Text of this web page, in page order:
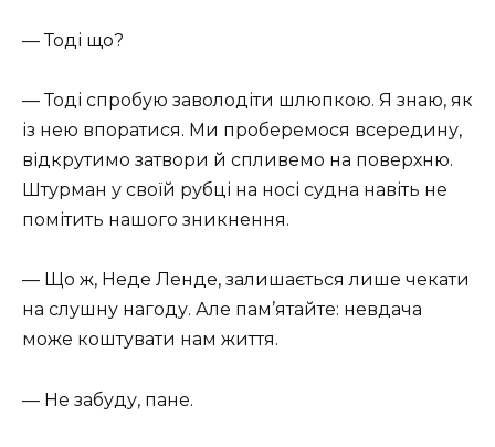
— Тоді що?
— Тоді спробую заволодіти шлюпкою. Я знаю, як
із нею впоратися. Ми проберемося всередину,
відкрутимо затвори й спливемо на поверхню.
Штурман у своїй рубці на носі судна навіть не
помітить нашого зникнення.
— Що ж, Неде Ленде, залишається лише чекати
на слушну нагоду. Але пам’ятайте: невдача
може коштувати нам життя.
— Не забуду, пане.